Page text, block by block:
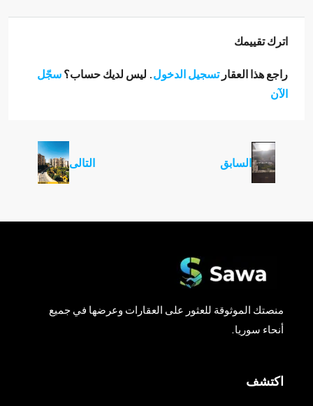
اترك تقييمك
راجع هذا العقارتسجيل الدخول. ليس لديك حساب؟سجّل
الآن
السابق التالى
منصتك الموثوقة للعثور على العقارات وعرضها في جميع
أنحاء سوريا.
اكتشف